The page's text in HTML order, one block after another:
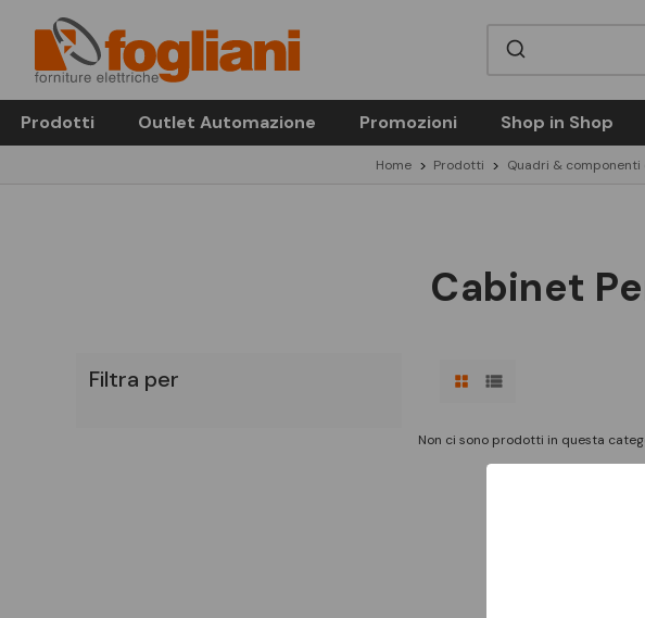
Prodotti Outlet Automazione Promozioni Shop in Shop
Home Prodotti Quadri & componenti
Cabinet
Filtra per
Non ci sono prodotti in questa